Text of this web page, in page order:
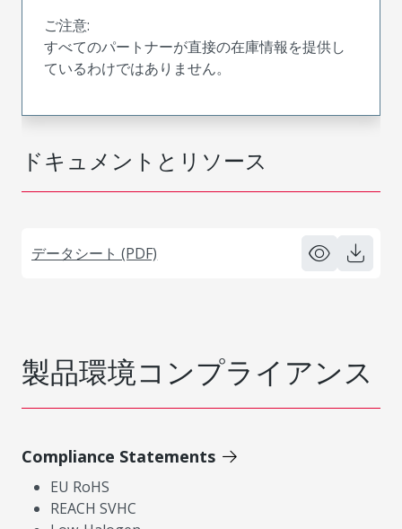
ドキュメントとリソース
データシート (PDF)
ご注意:
すべてのパートナーが直接の在庫情報を提供し
ているわけではありません。
製品環境コンプライアンス
Compliance Statements
EU RoHS
REACH SVHC